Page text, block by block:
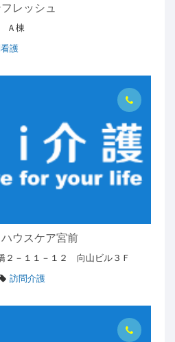
レッシュ
Ａ棟
護
ウスケア宮前
２－１１－１２ 向山ビル３Ｆ
訪問介護